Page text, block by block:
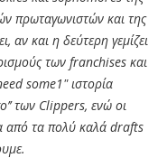
πρωταγωνιστών και της
αν και η δεύτερη γεμίζει
των franchises και
some1" ιστορία
των Clippers, ενώ οι
από τα πολύ καλά drafts